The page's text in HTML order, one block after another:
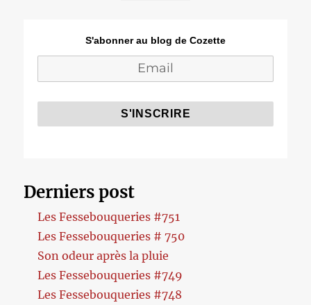
S'abonner au blog de Cozette
Derniers post
Les Fessebouqueries #751
Les Fessebouqueries # 750
Son odeur après la pluie
Les Fessebouqueries #749
Les Fessebouqueries #748